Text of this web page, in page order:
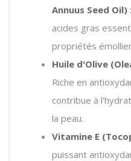
Annuus Seed Oil)
acides gras
propriétés
Huile d'Olive
Riche en
contribue à
la peau.
Vitamine E
puissant